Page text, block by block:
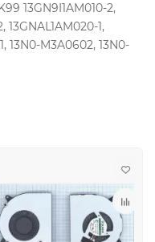
13GN9I1AM010-2,
13GNAL1AM020-1,
13N0-M3A0602, 13N0-